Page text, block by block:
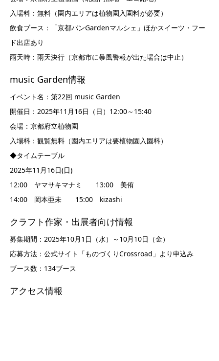
入場料：無料（園内エリアは植物園入園料が必要）
飲食ブース：「京都パンGardenマルシェ」ほかスイーツ・フー
ド出店あり
雨天時：雨天決行（京都市に暴風警報が出た場合は中止）
music Garden情報
イベント名：第22回 music Garden
開催日：2025年11月16日（日）12:00～15:40
会場：京都府立植物園
入場料：観覧無料（園内エリアは要植物園入園料）
◆タイムテーブル
2025年11月16日(日)
12:00 ヤマサキマナミ 13:00 美侑
14:00 岡本亜未 15:00 kizashi
クラフト作家・出展者向け情報
募集期間：2025年10月1日（水）～10月10日（金）
応募方法：公式サイト「ものづくりCrossroad」より申込み
ブース数：134ブース
アクセス情報